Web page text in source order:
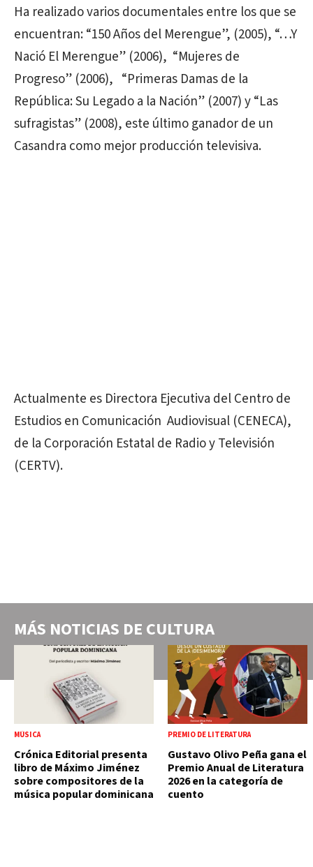
Ha realizado varios documentales entre los que se
encuentran: “150 Años del Merengue”, (2005), “…Y
Nació El Merengue” (2006), “Mujeres de
Progreso” (2006), “Primeras Damas de la
República: Su Legado a la Nación” (2007) y “Las
sufragistas” (2008), este último ganador de un
Casandra como mejor producción televisiva.
Actualmente es Directora Ejecutiva del Centro de
Estudios en Comunicación Audiovisual (CENECA),
de la Corporación Estatal de Radio y Televisión
(CERTV).
MÁS NOTICIAS DE CULTURA
MÚSICA
Crónica Editorial presenta
libro de Máximo Jiménez
sobre compositores de la
música popular dominicana
PREMIO DE LITERATURA
Gustavo Olivo Peña gana el
Premio Anual de Literatura
2026 en la categoría de
cuento